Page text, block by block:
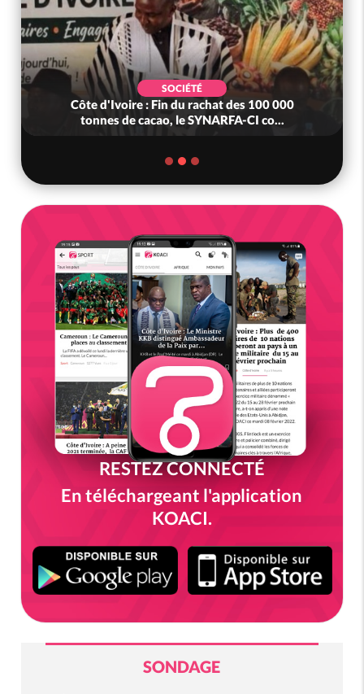
SOCIÉTÉ
Côte d'Ivoire : Fin du rachat des 100 000
tonnes de cacao, le SYNARFA-CI co...
RESTEZ CONNECTÉ
En téléchargeant l'application
KOACI.
SONDAGE